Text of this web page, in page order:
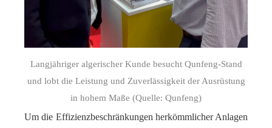
Langjähriger algerischer Kunde besucht Qunfeng-Stand
und lobt die Leistung und Zuverlässigkeit der Ausrüstung
in hohem Maße (Quelle: Qunfeng)
Um die Effizienzbeschränkungen herkömmlicher Anlagen